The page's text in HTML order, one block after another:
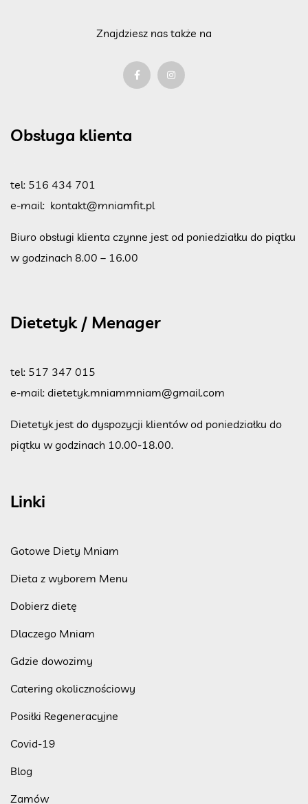
Znajdziesz nas także na
Obsługa klienta
tel: 516 434 701
e-mail: kontakt@mniamfit.pl
Biuro obsługi klienta czynne jest od poniedziałku do piątku
w godzinach 8.00 – 16.00
Dietetyk / Menager
tel: 517 347 015
e-mail: dietetyk.mniammniam@gmail.com
Dietetyk jest do dyspozycji klientów od poniedziałku do
piątku w godzinach 10.00-18.00.
Linki
Gotowe Diety Mniam
Dieta z wyborem Menu
Dobierz dietę
Dlaczego Mniam
Gdzie dowozimy
Catering okolicznościowy
Posiłki Regeneracyjne
Covid-19
Blog
Zamów